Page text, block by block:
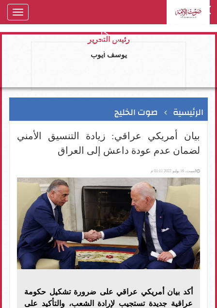
رئيس التحرير
يوسف ايوب
الرئيسية صوت الخليج
بيان أمريكي عراقي: زيادة التنسيق الأمني
لضمان عدم عودة داعش إلى العراق
السبت، 16 يوليو 2022 01:11 م
أكد بيان أمريكي عراقي على ضرورة تشكيل حكومة
عراقية جديدة تستجيب لإرادة الشعب، والتأكيد على